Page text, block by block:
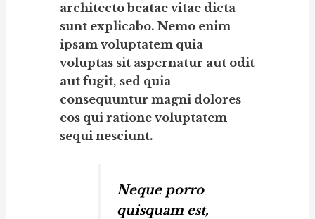
architecto beatae vitae dicta
sunt explicabo. Nemo enim
ipsam voluptatem quia
voluptas sit aspernatur aut odit
aut fugit, sed quia
consequuntur magni dolores
eos qui ratione voluptatem
sequi nesciunt.
Neque porro
quisquam est,